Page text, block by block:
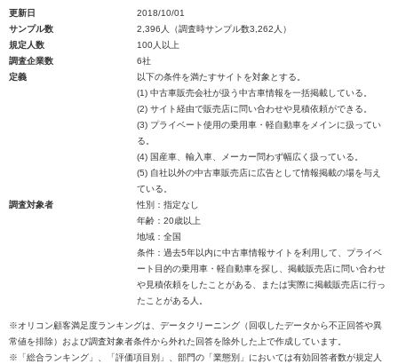
更新日
2018/10/01
サンプル数
2,396人（調査時サンプル数3,262人）
規定人数
100人以上
調査企業数
6社
定義
以下の条件を満たすサイトを対象とする。
(1) 中古車販売会社が扱う中古車情報を一括掲載している。
(2) サイト経由で販売店に問い合わせや見積依頼ができる。
(3) プライベート使用の乗用車・軽自動車をメインに扱ってい
る。
(4) 国産車、輸入車、メーカー問わず幅広く扱っている。
(5) 自社以外の中古車販売店に広告として情報掲載の場を与え
ている。
調査対象者
性別：指定なし
年齢：20歳以上
地域：全国
条件：過去5年以内に中古車情報サイトを利用して、プライベ
ート目的の乗用車・軽自動車を探し、掲載販売店に問い合わせ
や見積依頼をしたことがある、または実際に掲載販売店に行っ
たことがある人。
※オリコン顧客満足度ランキングは、データクリーニング（回収したデータから不正回答や異
常値を排除）および調査対象者条件から外れた回答を除外した上で作成しています。
※「総合ランキング」、「評価項目別」、部門の「業態別」においては有効回答者数が規定人